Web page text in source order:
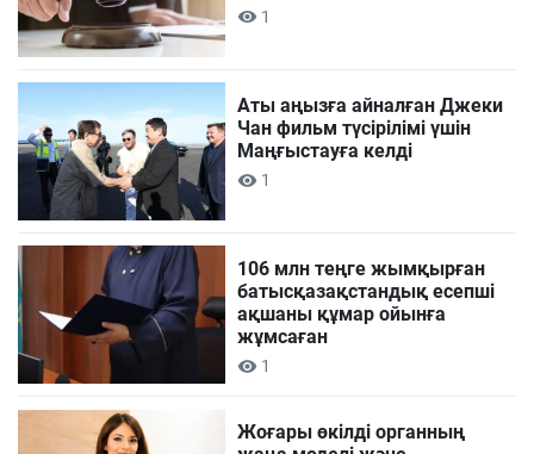
1
Аты аңызға айналған Джеки
Чан фильм түсірілімі үшін
Маңғыстауға келді
1
106 млн теңге жымқырған
батысқазақстандық есепші
ақшаны құмар ойынға
жұмсаған
1
Жоғары өкілді органның